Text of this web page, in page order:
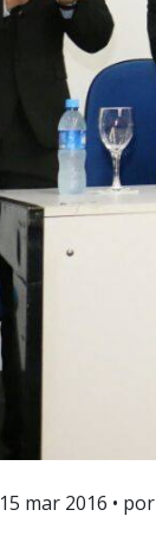
15 mar 2016 • por